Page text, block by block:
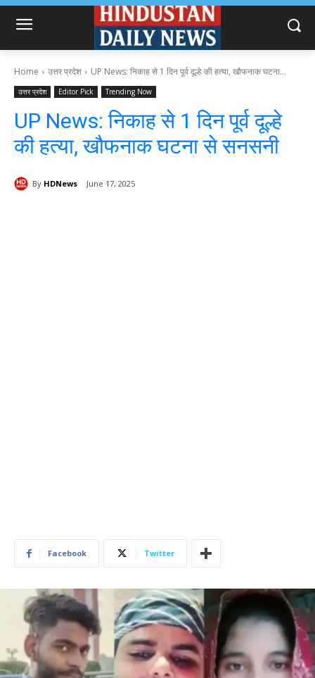
Home उत्तर प्रदेश UP News: निकाह से 1 दिन पूर्व दूल्हे की हत्या, खौफनाक घटना...
उत्तर प्रदेश Editor Pick Trending Now
UP News: निकाह से 1 दिन पूर्व दूल्हे
की हत्या, खौफनाक घटना से सनसनी
By HDNews June 17, 2025
Facebook Twitter